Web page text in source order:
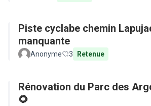
Piste cyclabe chemin
manquante
Anonyme 3 Retenue
Rénovation du Parc des
🌻